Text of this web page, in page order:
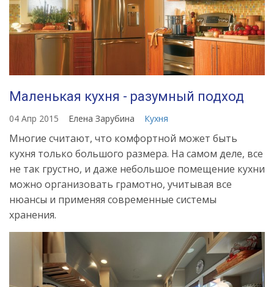
Маленькая кухня - разумный подход
04 Апр 2015 Елена Зарубина Кухня
Многие считают, что комфортной может быть
кухня только большого размера. На самом деле, все
не так грустно, и даже небольшое помещение кухни
можно организовать грамотно, учитывая все
нюансы и применяя современные системы
хранения.